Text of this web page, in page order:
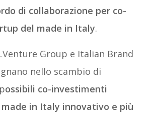
di collaborazione per co-
del made in Italy.
Group e Italian Brand
nello scambio di
ossibili co-investimenti
made in Italy innovativo e più